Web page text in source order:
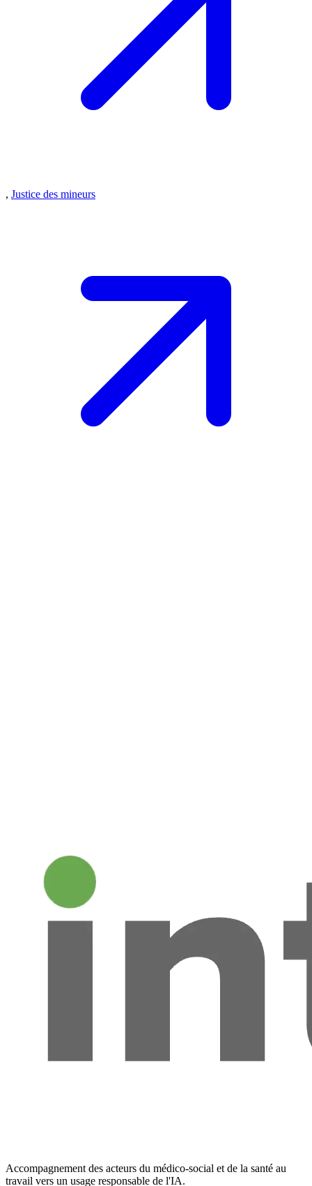
, Justice des mineurs
Accompagnement des acteurs du médico-social et de la santé au
travail vers un usage responsable de l'IA.